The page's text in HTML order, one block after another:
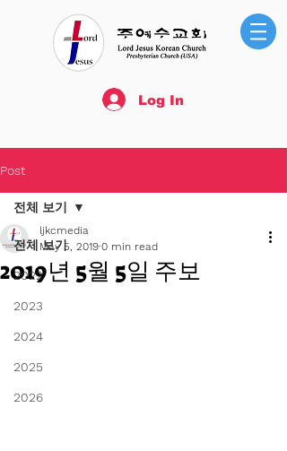
Log In
Post
전체 보기
2022
2023
2024
2025
2026
전체 보기
2019년 5월 5일 주보
ljkcmedia
May 5, 2019 0 min read